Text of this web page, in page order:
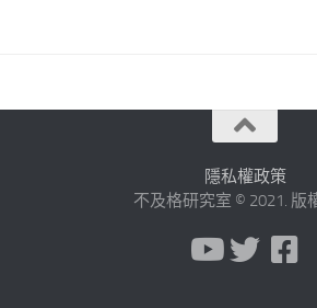
隱私權政策
不及格研究室 © 2021. 版